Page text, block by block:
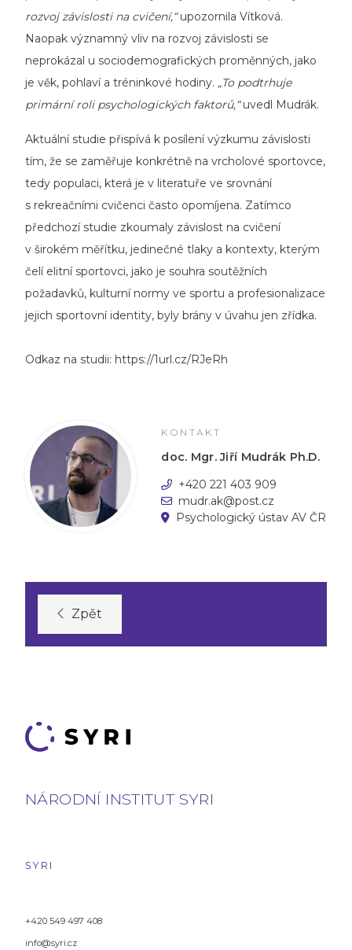
rozvoj závislosti na cvičení,“upozornila Vítková.
Naopak významný vliv na rozvoj závislosti se
neprokázal u sociodemografických proměnných, jako
je věk, pohlaví a tréninkové hodiny. „To podtrhuje
primární roli psychologických faktorů,“uvedl Mudrák.
Aktuální studie přispívá k posílení výzkumu závislosti
tím, že se zaměřuje konkrétně na vrcholové sportovce,
tedy populaci, která je v literatuře ve srovnání
s rekreačními cvičenci často opomíjena. Zatímco
předchozí studie zkoumaly závislost na cvičení
v širokém měřítku, jedinečné tlaky a kontexty, kterým
čelí elitní sportovci, jako je souhra soutěžních
požadavků, kulturní normy ve sportu a profesionalizace
jejich sportovní identity, byly brány v úvahu jen zřídka.
Odkaz na studii: https://1url.cz/RJeRh
KONTAKT
doc. Mgr. Jiří Mudrák Ph.D.
+420 221 403 909
mudr.ak@post.cz
Psychologický ústav AV ČR
Zpět
NÁRODNÍ INSTITUT SYRI
SYRI
+420 549 497 408
info@syri.cz